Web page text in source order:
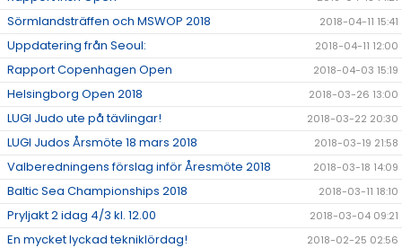
Sörmlandsträffen och MSWOP 2018 2018-04-11 15:41
Uppdatering från Seoul: 2018-04-11 12:00
Rapport Copenhagen Open 2018-04-03 15:19
Helsingborg Open 2018 2018-03-26 13:00
LUGI Judo ute på tävlingar! 2018-03-22 20:30
LUGI Judos Årsmöte 18 mars 2018 2018-03-19 21:58
Valberedningens förslag inför Åresmöte 2018 2018-03-18 14:09
Baltic Sea Championships 2018 2018-03-11 18:10
Pryljakt 2 idag 4/3 kl. 12.00 2018-03-04 09:21
En mycket lyckad tekniklördag! 2018-02-25 02:56